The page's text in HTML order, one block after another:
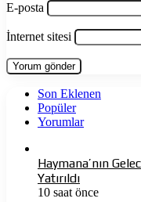
E-posta
İnternet sitesi
Son Eklenen
Popüler
Yorumlar
Haymana’nın
Yatırıldı
10 saat önce